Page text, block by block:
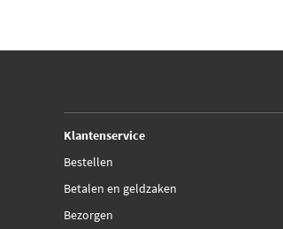
Klantenservice
Bestellen
Betalen en geldzaken
Bezorgen